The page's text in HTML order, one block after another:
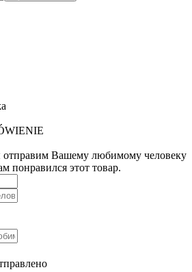
Вашему любимому человеку
понравился этот товар.